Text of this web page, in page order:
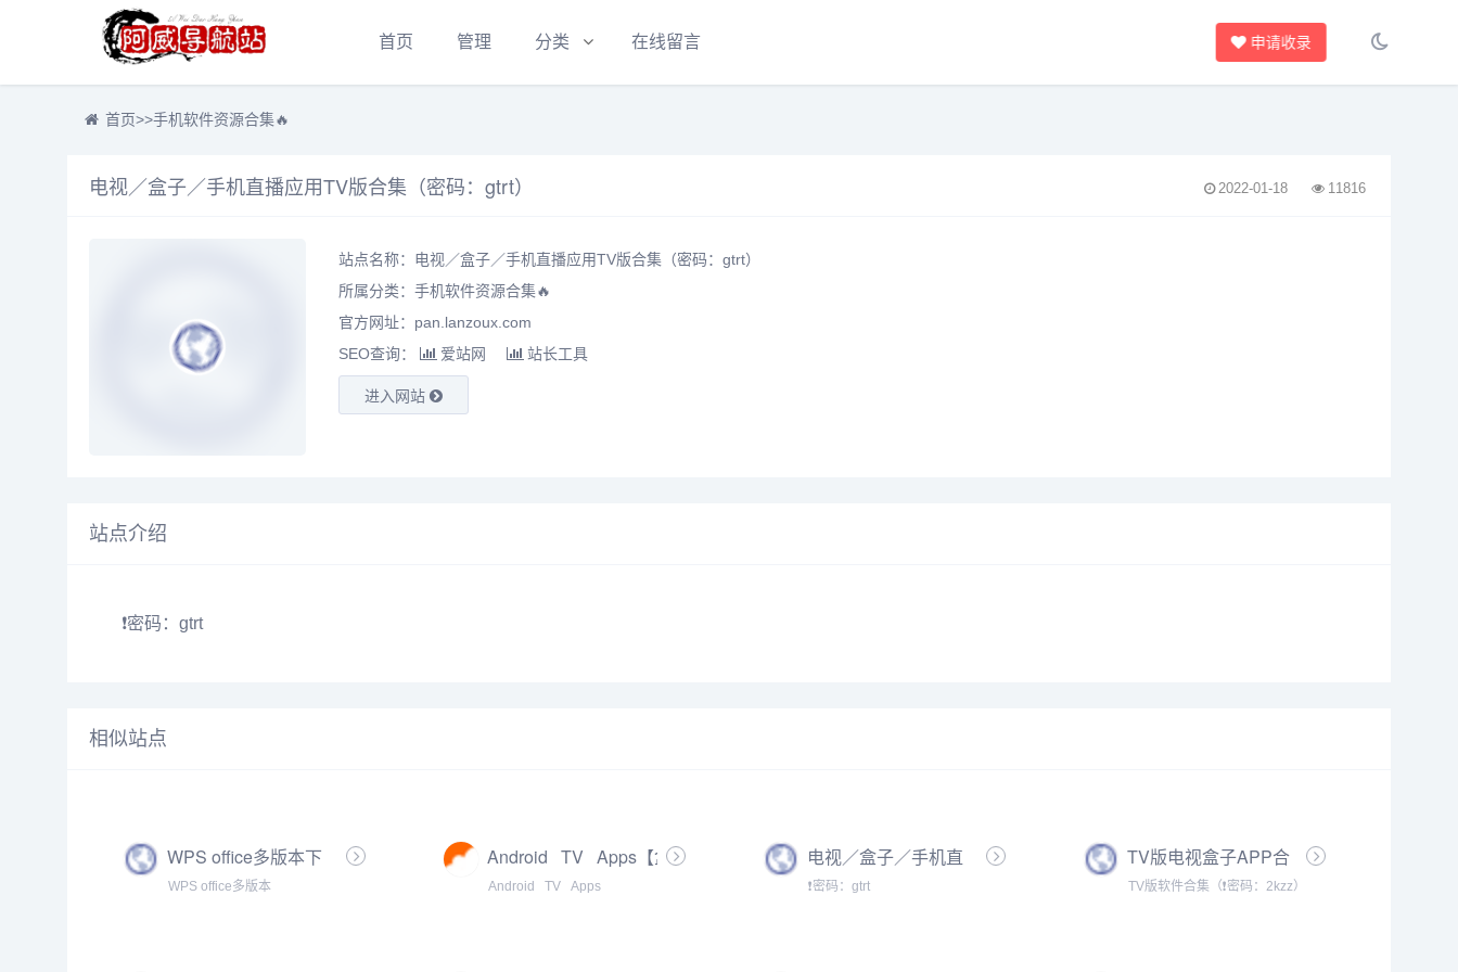
首页 管理 分类 在线留言 申请收录
首页>>手机软件资源合集🔥
电视／盒子／手机直播应用TV版合集（密码：gtrt） 2022-01-18 11816
站点名称：电视／盒子／手机直播应用TV版合集（密码：gtrt）
所属分类： 手机软件资源合集🔥
官方网址：pan.lanzoux.com
SEO查询：
爱站网 站长工具
进入网站
站点介绍
❗密码：gtrt
相似站点
WPS office多版本下
载合集 · 语雀【办公资
WPS office多版本
Android⠀TV⠀Apps【盒
子TV大全】
Android⠀TV⠀Apps
电视／盒子／手机直
播应用TV版合集（密
❗密码：gtrt
TV版电视盒子APP合
集
TV版软件合集（❗密码：2kzz）